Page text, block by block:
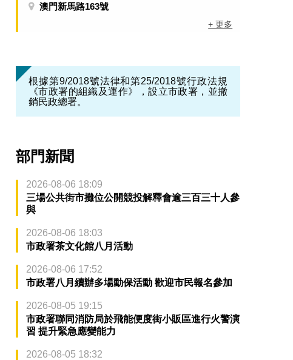
澳門新馬路163號
+ 更多
根據第9/2018號法律和第25/2018號行政法規
《市政署的組織及運作》，設立市政署，並撤
銷民政總署。
部門新聞
2026-08-06 18:09
三場公共街市攤位公開競投解釋會逾三百三十人參
與
2026-08-06 18:03
市政署茶文化館八月活動
2026-08-06 17:52
市政署八月續辦多場動保活動 歡迎市民報名參加
2026-08-05 19:15
市政署聯同消防局於飛能便度街小販區進行火警演
習 提升緊急應變能力
2026-08-05 18:32